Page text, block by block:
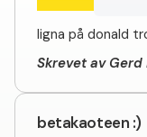
ligna på donald
Skrevet av
betakaoteen :)